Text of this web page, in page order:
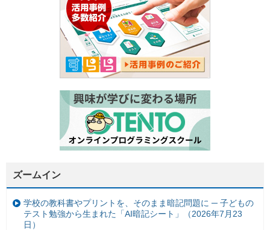
ズームイン
学校の教科書やプリントを、そのまま暗記問題に ─ 子どもの
テスト勉強から生まれた「AI暗記シート」（2026年7月23
日）